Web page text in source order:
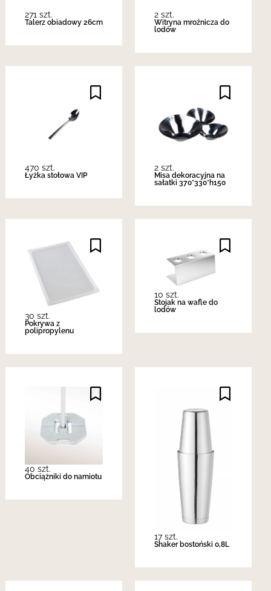
271 szt.
Talerz obiadowy 26cm
2 szt.
Witryna mroźnicza do
lodów
470 szt.
Łyżka stołowa VIP
2 szt.
Misa dekoracyjna na
sałatki 370*330*h150
30 szt.
Pokrywa z
polipropylenu
10 szt.
Stojak na wafle do
lodów
40 szt.
Obciążniki do namiotu
17 szt.
Shaker bostoński 0,8L